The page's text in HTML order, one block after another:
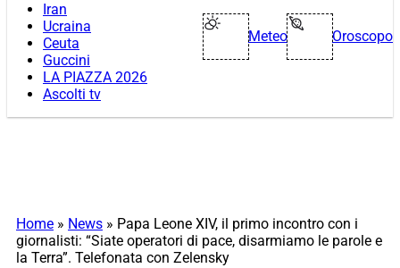
Iran
Ucraina
Ceuta
Guccini
LA PIAZZA 2026
Ascolti tv
Meteo Oroscopo
Home » News » Papa Leone XIV, il primo incontro con i
giornalisti: “Siate operatori di pace, disarmiamo le parole e
la Terra”. Telefonata con Zelensky